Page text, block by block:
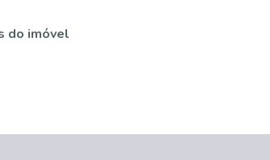
do imóvel